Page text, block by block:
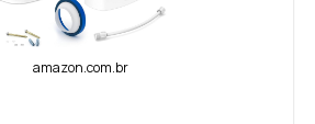
amazon.com.br